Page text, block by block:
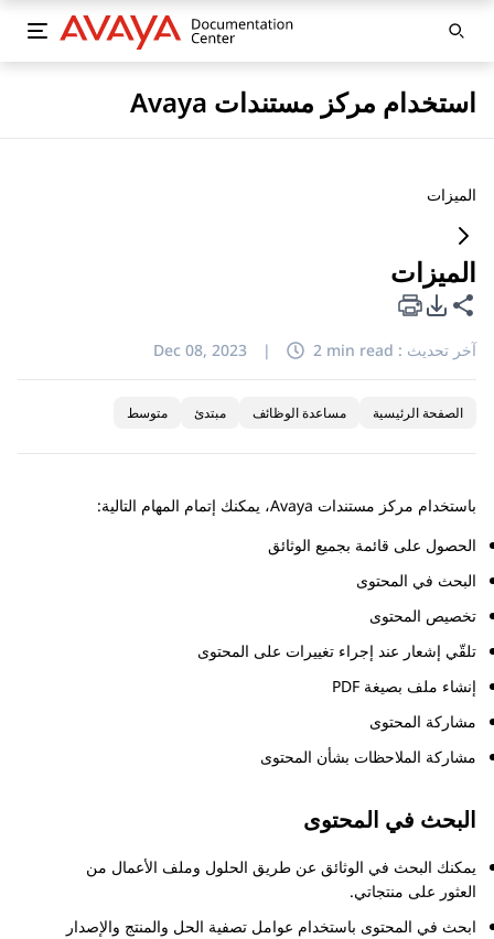
استخدام مركز مستندات Avaya
الميزات
الميزات
مشاركة هذه الصفحة
خيارات تصدير PDF
آخر تحديث : Dec 08, 2023 | 2 min read
الصفحة الرئيسية مساعدة الوظائف مبتدئ متوسط
باستخدام مركز مستندات Avaya
، يمكنك إتمام المهام التالية:
الحصول على قائمة بجميع الوثائق
البحث في المحتوى
تخصيص المحتوى
تلقّي إشعار عند إجراء تغييرات على المحتوى
إنشاء ملف بصيغة PDF
مشاركة المحتوى
مشاركة الملاحظات بشأن المحتوى
البحث في المحتوى
يمكنك البحث في الوثائق عن طريق الحلول وملف الأعمال من
العثور على منتجاتي.
ابحث في المحتوى باستخدام عوامل تصفية الحل والمنتج والإصدار